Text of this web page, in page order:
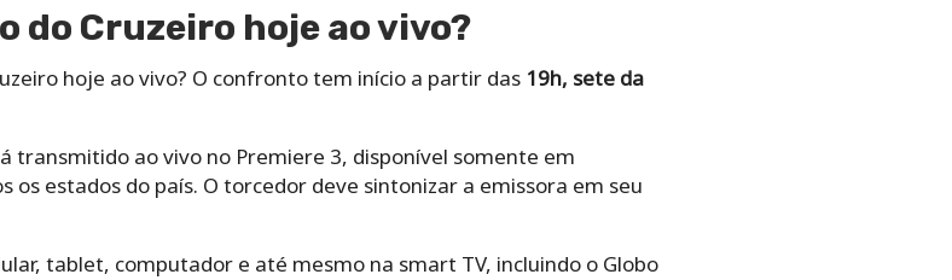
do Cruzeiro hoje ao vivo?
hoje ao vivo? O confronto tem início a partir das 19h, sete da
transmitido ao vivo no Premiere 3, disponível somente em
os estados do país. O torcedor deve sintonizar a emissora em seu
tablet, computador e até mesmo na smart TV, incluindo o Globo